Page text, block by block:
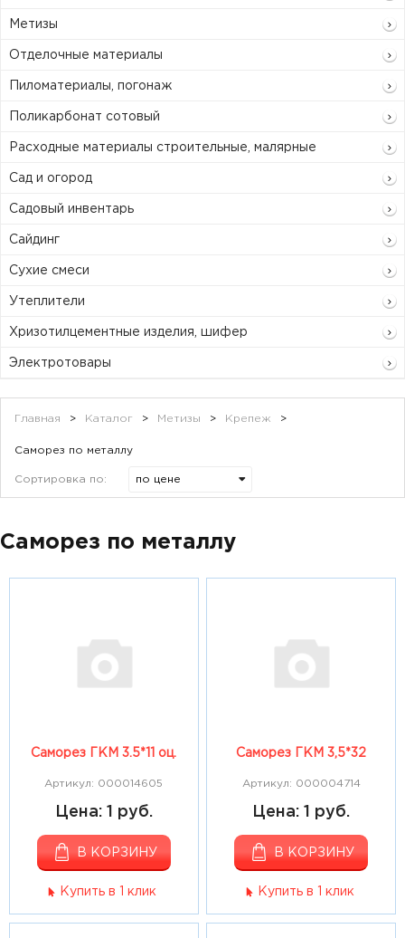
Метизы
Отделочные материалы
Пиломатериалы, погонаж
Поликарбонат сотовый
Расходные материалы строительные, малярные
Сад и огород
Садовый инвентарь
Сайдинг
Сухие смеси
Утеплители
Хризотилцементные изделия, шифер
Электротовары
Главная > Каталог > Метизы > Крепеж >
Саморез по металлу
Сортировка по:
Саморез по металлу
Саморез ГКМ 3.5*11 оц.
Артикул: 000014605
Цена: 1 руб.
В КОРЗИНУ
Купить в 1 клик
Саморез ГКМ 3,5*32
Артикул: 000004714
Цена: 1 руб.
В КОРЗИНУ
Купить в 1 клик